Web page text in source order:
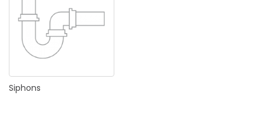
Siphons